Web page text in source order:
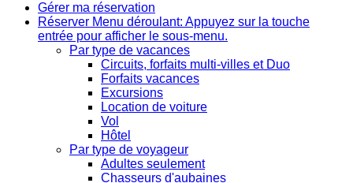
Gérer ma réservation
Réserver Menu déroulant: Appuyez sur la touche
entrée pour afficher le sous-menu.
Par type de vacances
Circuits, forfaits multi-villes et Duo
Forfaits vacances
Excursions
Location de voiture
Vol
Hôtel
Par type de voyageur
Adultes seulement
Chasseurs d'aubaines